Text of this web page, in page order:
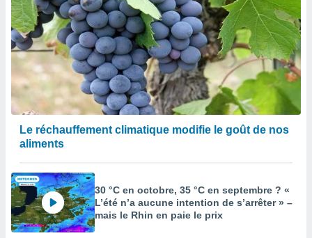
Le réchauffement climatique modifie le goût de nos
aliments
30 °C en octobre, 35 °C en septembre ? «
L’été n’a aucune intention de s’arrêter » –
mais le Rhin en paie le prix